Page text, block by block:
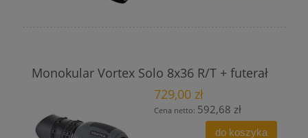
Monokular Vortex Solo 8x36 R/T + futerał
729,00 zł
Cena netto: 592,68 zł
do koszyka